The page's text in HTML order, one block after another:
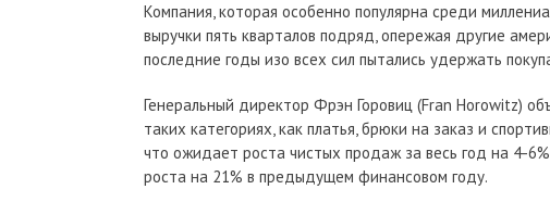
Компания, которая особенно популярна среди
выручки пять кварталов подряд, опережая другие
последние годы изо всех сил пытались удержать
Генеральный директор Фрэн Горовиц (Fran Horowitz)
таких категориях, как платья, брюки на заказ и
что ожидает роста чистых продаж за весь год на 4-
роста на 21% в предыдущем финансовом году.